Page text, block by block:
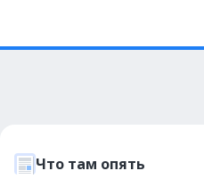
Что там опять